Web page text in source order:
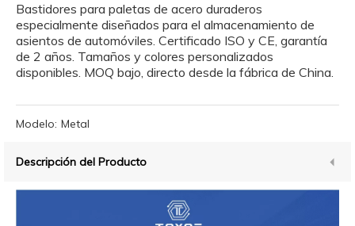
Bastidores para paletas de acero duraderos
especialmente diseñados para el almacenamiento de
asientos de automóviles. Certificado ISO y CE, garantía
de 2 años. Tamaños y colores personalizados
disponibles. MOQ bajo, directo desde la fábrica de China.
Modelo: Metal
Descripción del Producto